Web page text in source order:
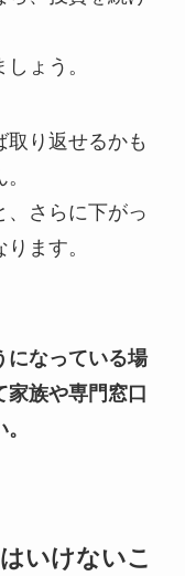
ょう。
取り返せるかも
、さらに下がっ
ます。
になっている場
家族や専門窓口
いけないこ